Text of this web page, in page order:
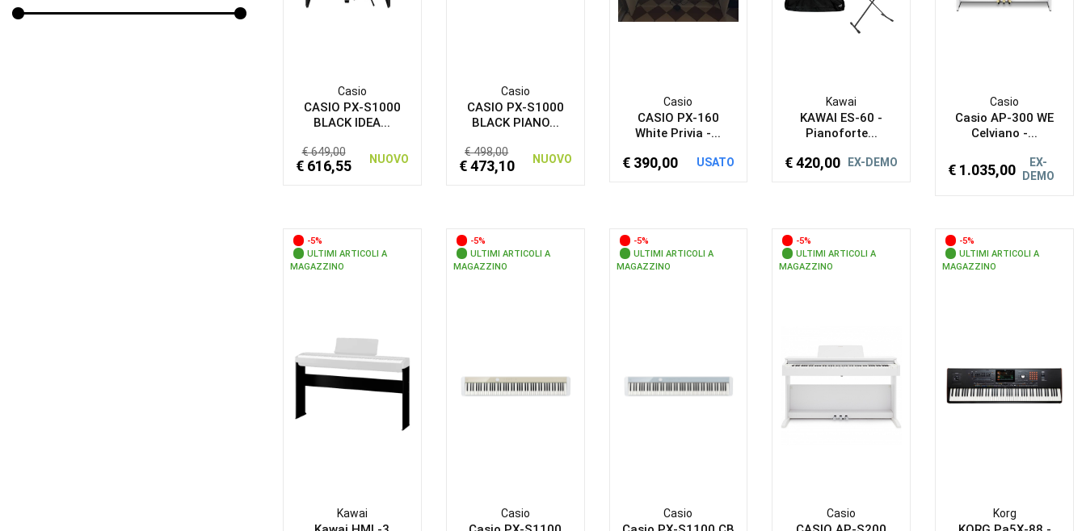
Casio
CASIO PX-S1000
BLACK IDEA...
€ 649,00
€ 616,55 NUOVO
Casio
CASIO PX-S1000
BLACK PIANO...
€ 498,00
€ 473,10 NUOVO
Casio
CASIO PX-160
White Privia -...
€ 390,00 USATO
Kawai
KAWAI ES-60 -
Pianoforte...
€ 420,00 EX-DEMO
Casio
Casio AP-300 WE
Celviano -...
€ 1.035,00
EX-
DEMO
-5%
ULTIMI ARTICOLI A
MAGAZZINO
Kawai
-5%
ULTIMI ARTICOLI A
MAGAZZINO
Casio
-5%
ULTIMI ARTICOLI A
MAGAZZINO
Casio
-5%
ULTIMI ARTICOLI A
MAGAZZINO
Casio
-5%
ULTIMI ARTICOLI A
MAGAZZINO
Korg